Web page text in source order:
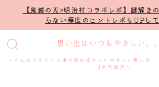
【鬼滅の刃×明治村コラボレポ】謎解き
らない程度のヒントレポもUPし
思い出はいつもやさしい。
～どんなできごとも振り返ればきっとやさしい思い出
日々の戯言～
MENU